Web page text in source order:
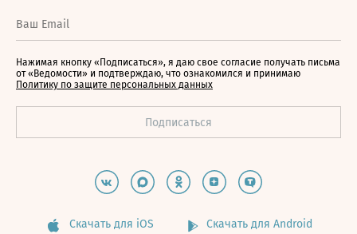
Нажимая кнопку «Подписаться», я даю свое согласие получать письма
от «Ведомости» и подтверждаю, что ознакомился и принимаю
Политику по защите персональных данных
Скачать для iOS Скачать для Android